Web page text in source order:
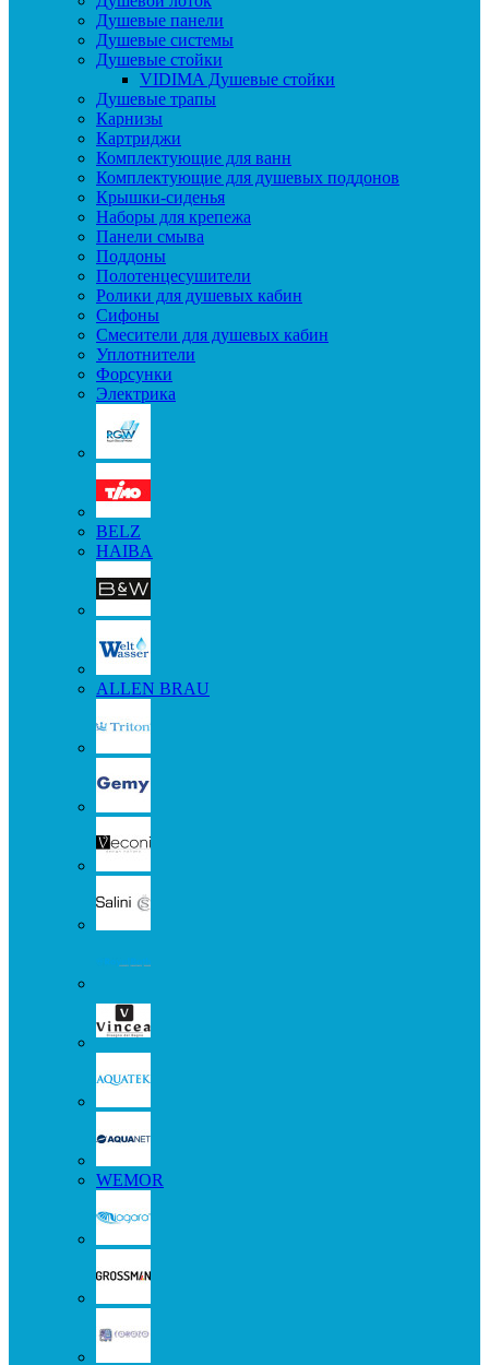
Душевые панели
Душевые системы
Душевые стойки
VIDIMA Душевые стойки
Душевые трапы
Карнизы
Картриджи
Комплектующие для ванн
Комплектующие для душевых поддонов
Крышки-сиденья
Наборы для крепежа
Панели смыва
Поддоны
Полотенцесушители
Ролики для душевых кабин
Сифоны
Смесители для душевых кабин
Уплотнители
Форсунки
Электрика
BELZ
HAIBA
ALLEN BRAU
WEMOR